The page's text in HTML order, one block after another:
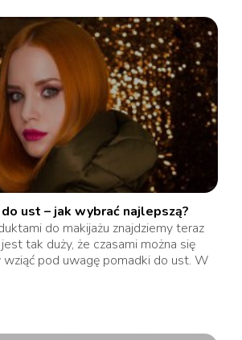
ust – jak wybrać najlepszą?
do makijażu znajdziemy teraz
tak duży, że czasami można się
pod uwagę pomadki do ust. W